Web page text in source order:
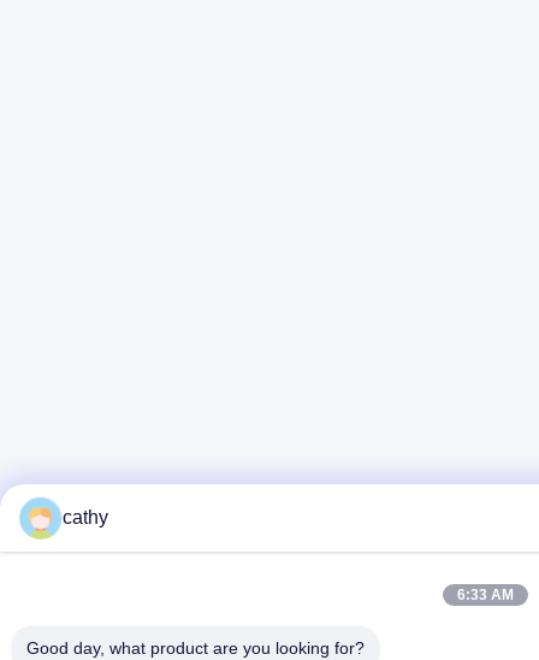
cathy
6:33 AM
Good day, what product are you looking for?